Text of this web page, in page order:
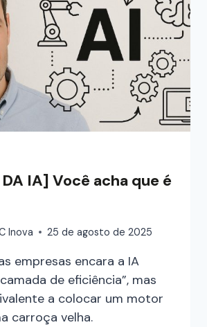
IA] Você acha que é
Inova 25 de agosto de 2025
empresas encara a IA
de eficiência”, mas
a colocar um motor
carroça velha.